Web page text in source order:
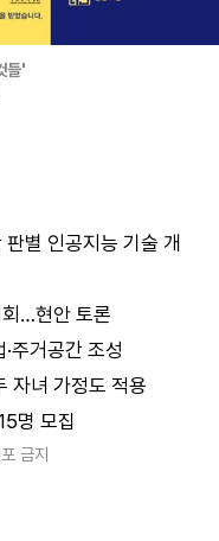
들'
별 인공지능 기술 개
…현안 토론
주거공간 조성
자녀 가정도 적용
명 모집
금지